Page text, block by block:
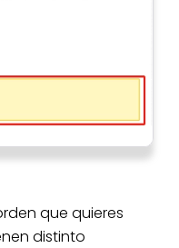
que quieres
distinto